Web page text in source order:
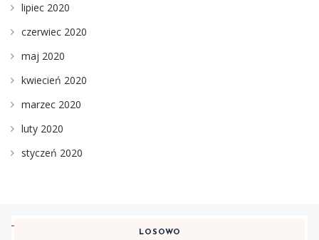
lipiec 2020
czerwiec 2020
maj 2020
kwiecień 2020
marzec 2020
luty 2020
styczeń 2020
LOSOWO